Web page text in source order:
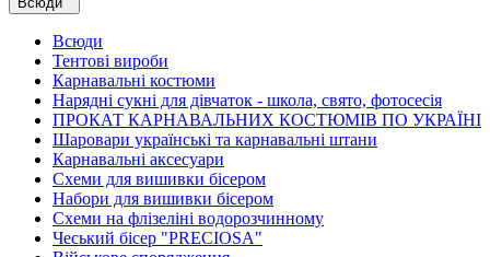
Всюди
Тентові вироби
Карнавальні костюми
Нарядні сукні для дівчаток - школа, свято, фотосесія
ПРОКАТ КАРНАВАЛЬНИХ КОСТЮМІВ ПО УКРАЇНІ
Шаровари українські та карнавальні штани
Карнавальні аксесуари
Схеми для вишивки бісером
Набори для вишивки бісером
Схеми на флізеліні водорозчинному
Чеський бісер "PRECIOSA"